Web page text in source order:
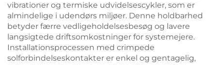
vibrationer og termiske udvidelsescykler, som er
almindelige i udendørs miljøer. Denne holdbarhed
betyder færre vedligeholdelsesbesøg og lavere
langsigtede driftsomkostninger for systemejere.
Installationsprocessen med crimpede
solforbindelseskontakter er enkel og gentagelig,